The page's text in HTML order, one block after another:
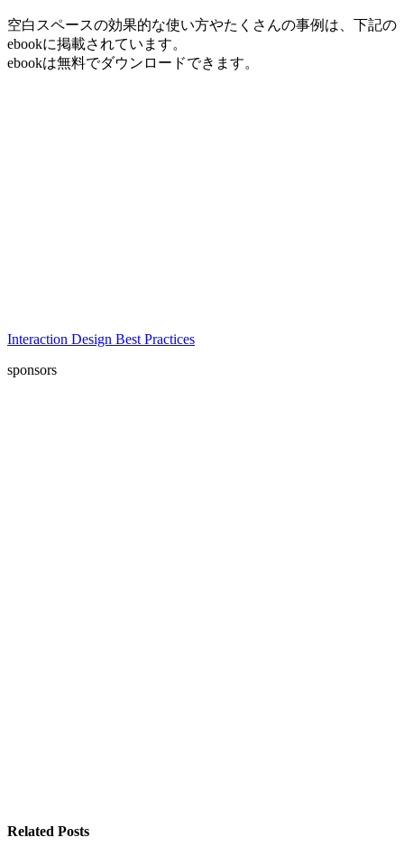
空白スペースの効果的な使い方やたくさんの事例は、下記の
ebookに掲載されています。
ebookは無料でダウンロードできます。
Interaction Design Best Practices
sponsors
Related Posts